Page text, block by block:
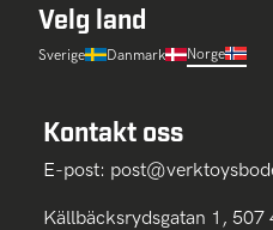
Velg land
Sverige Danmark Norge
Kontakt oss
E-post:
Källbäcksrydsgatan 1, 507